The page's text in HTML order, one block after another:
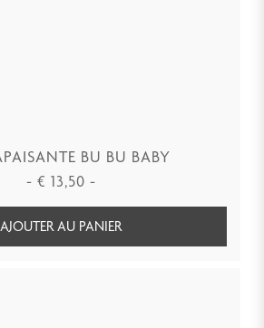
BU BU BABY
- € 13,50 -
AJOUTER AU PANIER